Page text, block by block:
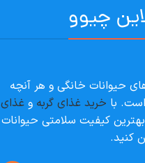
چیوو
حیوانات خانگی و هر آنچه
با خرید غذای گربه و غذای
بهترین کیفیت سلامتی حیوانات
کنید.